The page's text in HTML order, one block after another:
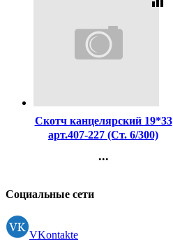
Скотч канцелярский 19*33
арт.407-227 (Ст. 6/300)
...
Регистрация
Социальные сети
VKontakte